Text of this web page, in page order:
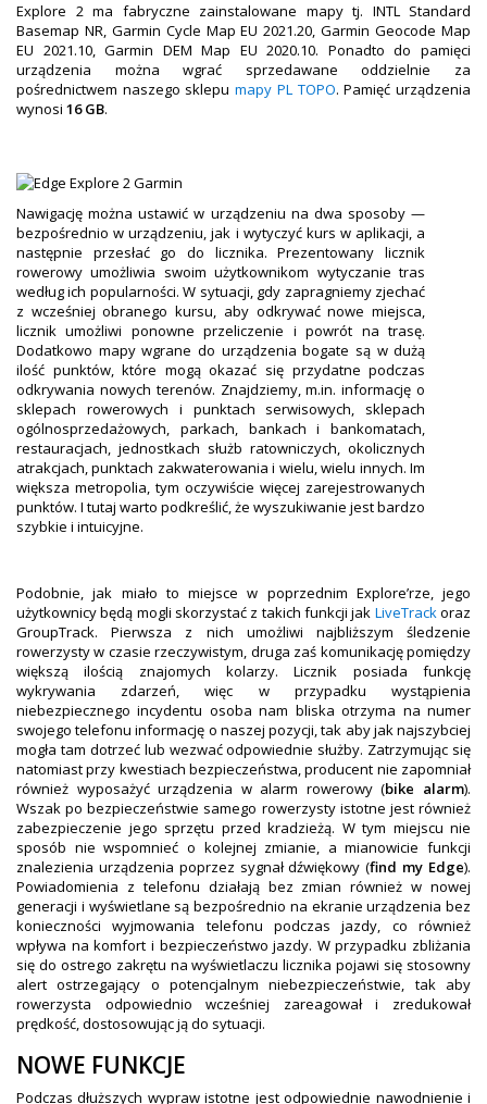
Explore 2 ma fabryczne zainstalowane mapy tj. INTL Standard
Basemap NR, Garmin Cycle Map EU 2021.20, Garmin Geocode Map
EU 2021.10, Garmin DEM Map EU 2020.10. Ponadto do pamięci
urządzenia można wgrać sprzedawane oddzielnie za
pośrednictwem naszego sklepumapy PL TOPO. Pamięć urządzenia
wynosi 16 GB.
Nawigację można ustawić w urządzeniu na dwa sposoby —
bezpośrednio w urządzeniu, jak i wytyczyć kurs w aplikacji, a
następnie przesłać go do licznika. Prezentowany licznik
rowerowy umożliwia swoim użytkownikom wytyczanie tras
według ich popularności. W sytuacji, gdy zapragniemy zjechać
z wcześniej obranego kursu, aby odkrywać nowe miejsca,
licznik umożliwi ponowne przeliczenie i powrót na trasę.
Dodatkowo mapy wgrane do urządzenia bogate są w dużą
ilość punktów, które mogą okazać się przydatne podczas
odkrywania nowych terenów. Znajdziemy, m.in. informację o
sklepach rowerowych i punktach serwisowych, sklepach
ogólnosprzedażowych, parkach, bankach i bankomatach,
restauracjach, jednostkach służb ratowniczych, okolicznych
atrakcjach, punktach zakwaterowania i wielu, wielu innych. Im
większa metropolia, tym oczywiście więcej zarejestrowanych
punktów. I tutaj warto podkreślić, że wyszukiwanie jest bardzo
szybkie i intuicyjne.
Podobnie, jak miało to miejsce w poprzednim Explore’rze, jego
użytkownicy będą mogli skorzystać z takich funkcji jak LiveTrackoraz
GroupTrack. Pierwsza z nich umożliwi najbliższym śledzenie
rowerzysty w czasie rzeczywistym, druga zaś komunikację pomiędzy
większą ilością znajomych kolarzy. Licznik posiada funkcję
wykrywania zdarzeń, więc w przypadku wystąpienia
niebezpiecznego incydentu osoba nam bliska otrzyma na numer
swojego telefonu informację o naszej pozycji, tak aby jak najszybciej
mogła tam dotrzeć lub wezwać odpowiednie służby. Zatrzymując się
natomiast przy kwestiach bezpieczeństwa, producent nie zapomniał
również wyposażyć urządzenia w alarm rowerowy (bike alarm).
Wszak po bezpieczeństwie samego rowerzysty istotne jest również
zabezpieczenie jego sprzętu przed kradzieżą. W tym miejscu nie
sposób nie wspomnieć o kolejnej zmianie, a mianowicie funkcji
znalezienia urządzenia poprzez sygnał dźwiękowy (find my Edge).
Powiadomienia z telefonu działają bez zmian również w nowej
generacji i wyświetlane są bezpośrednio na ekranie urządzenia bez
konieczności wyjmowania telefonu podczas jazdy, co również
wpływa na komfort i bezpieczeństwo jazdy. W przypadku zbliżania
się do ostrego zakrętu na wyświetlaczu licznika pojawi się stosowny
alert ostrzegający o potencjalnym niebezpieczeństwie, tak aby
rowerzysta odpowiednio wcześniej zareagował i zredukował
prędkość, dostosowując ją do sytuacji.
NOWE FUNKCJE
Podczas dłuższych wypraw istotne jest odpowiednie nawodnienie i